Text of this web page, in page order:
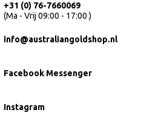
+31 (0) 76-7660069
(Ma - Vrij 09:00 - 17:00 )
info@australiangoldshop.nl
Facebook Messenger
Instagram